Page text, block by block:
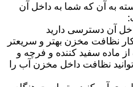
به آن که شما به داخل آن
آن دسترسی دارید
نظافت مخزن بهتر و سریعتر
ماده سفید کننده و فرچه و
نظافت داخل مخزن آب را